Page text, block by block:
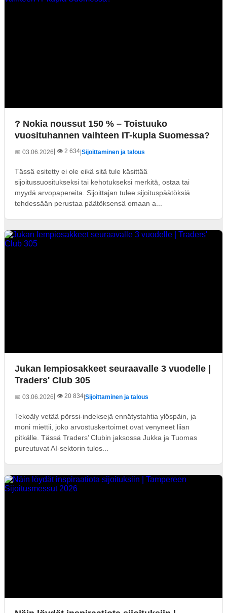
? Nokia noussut 150 % – Toistuuko
vuosituhannen vaihteen IT-kupla Suomessa?
📅 03.06.2026 | 👁️ 2 634|Sijoittaminen ja talous
Tässä esitetty ei ole eikä sitä tule käsittää
sijoitussuositukseksi tai kehotukseksi merkitä, ostaa tai
myydä arvopapereita. Sijoittajan tulee sijoituspäätöksiä
tehdessään perustaa päätöksensä omaan a...
Jukan lempiosakkeet seuraavalle 3 vuodelle |
Traders' Club 305
📅 03.06.2026 | 👁️ 20 834|Sijoittaminen ja talous
Tekoäly vetää pörssi-indeksejä ennätystahtia ylöspäin, ja
moni miettii, joko arvostuskertoimet ovat venyneet liian
pitkälle. Tässä Traders’ Clubin jaksossa Jukka ja Tuomas
pureutuvat AI-sektorin tulos...